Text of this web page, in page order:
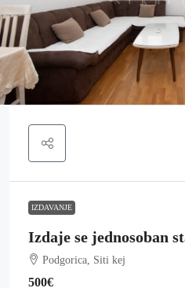
IZDAVANJE
Izdaje se jednosoban
Podgorica, Siti kej
500€